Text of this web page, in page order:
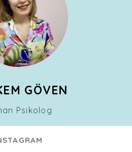
GÖVEN
Psikolog